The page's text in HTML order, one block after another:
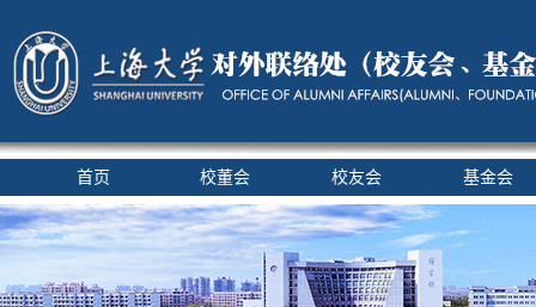
首页 校董会 校友会 基金会